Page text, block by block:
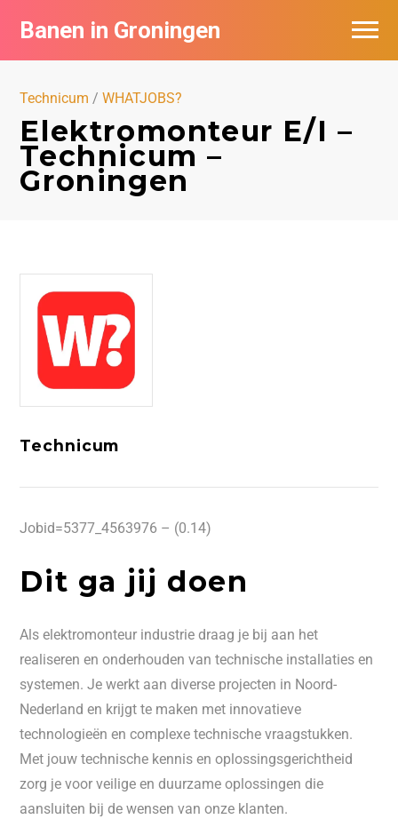
Banen in Groningen
Technicum /WHATJOBS?
Elektromonteur E/I –
Technicum –
Groningen
Technicum
Jobid=5377_4563976 – (0.14)
Dit ga jij doen
Als elektromonteur industrie draag je bij aan het
realiseren en onderhouden van technische installaties en
systemen. Je werkt aan diverse projecten in Noord-
Nederland en krijgt te maken met innovatieve
technologieën en complexe technische vraagstukken.
Met jouw technische kennis en oplossingsgerichtheid
zorg je voor veilige en duurzame oplossingen die
aansluiten bij de wensen van onze klanten.
Vacatures per bedrijf
Nieuwsbrief feed